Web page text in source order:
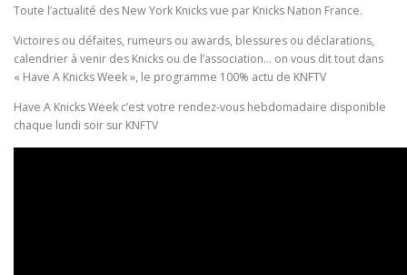
Toute l’actualité des New York Knicks vue par Knicks Nation France.
Victoires ou défaites, rumeurs ou awards, blessures ou déclarations,
calendrier à venir des Knicks ou de l’association… on vous dit tout dans
« Have A Knicks Week », le programme 100% actu de KNFTV
Have A Knicks Week c’est votre rendez-vous hebdomadaire disponible
chaque lundi soir sur KNFTV